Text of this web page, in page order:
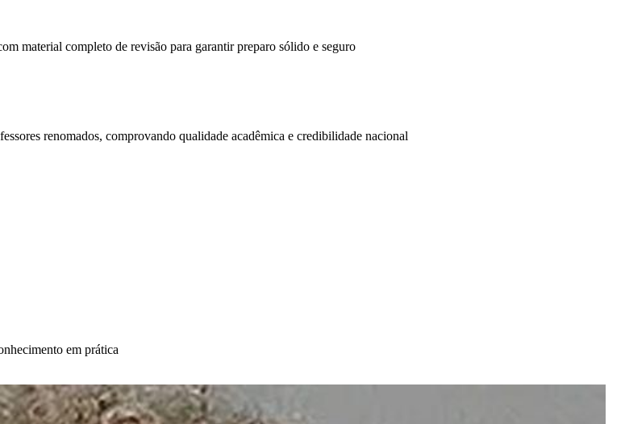
material completo de revisão para garantir preparo sólido e seguro
renomados, comprovando qualidade acadêmica e credibilidade nacional
em prática